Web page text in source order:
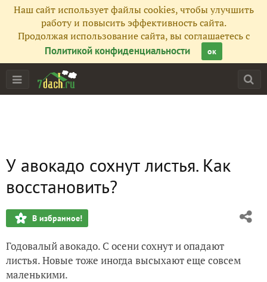
Наш сайт использует файлы cookies, чтобы улучшить
работу и повысить эффективность сайта.
Продолжая использование сайта, вы соглашаетесь с
Политикой конфиденциальности
ок
У авокадо сохнут листья. Как
восстановить?
В избранное!
Годовалый авокадо. С осени сохнут и опадают
листья. Новые тоже иногда высыхают еще совсем
маленькими.